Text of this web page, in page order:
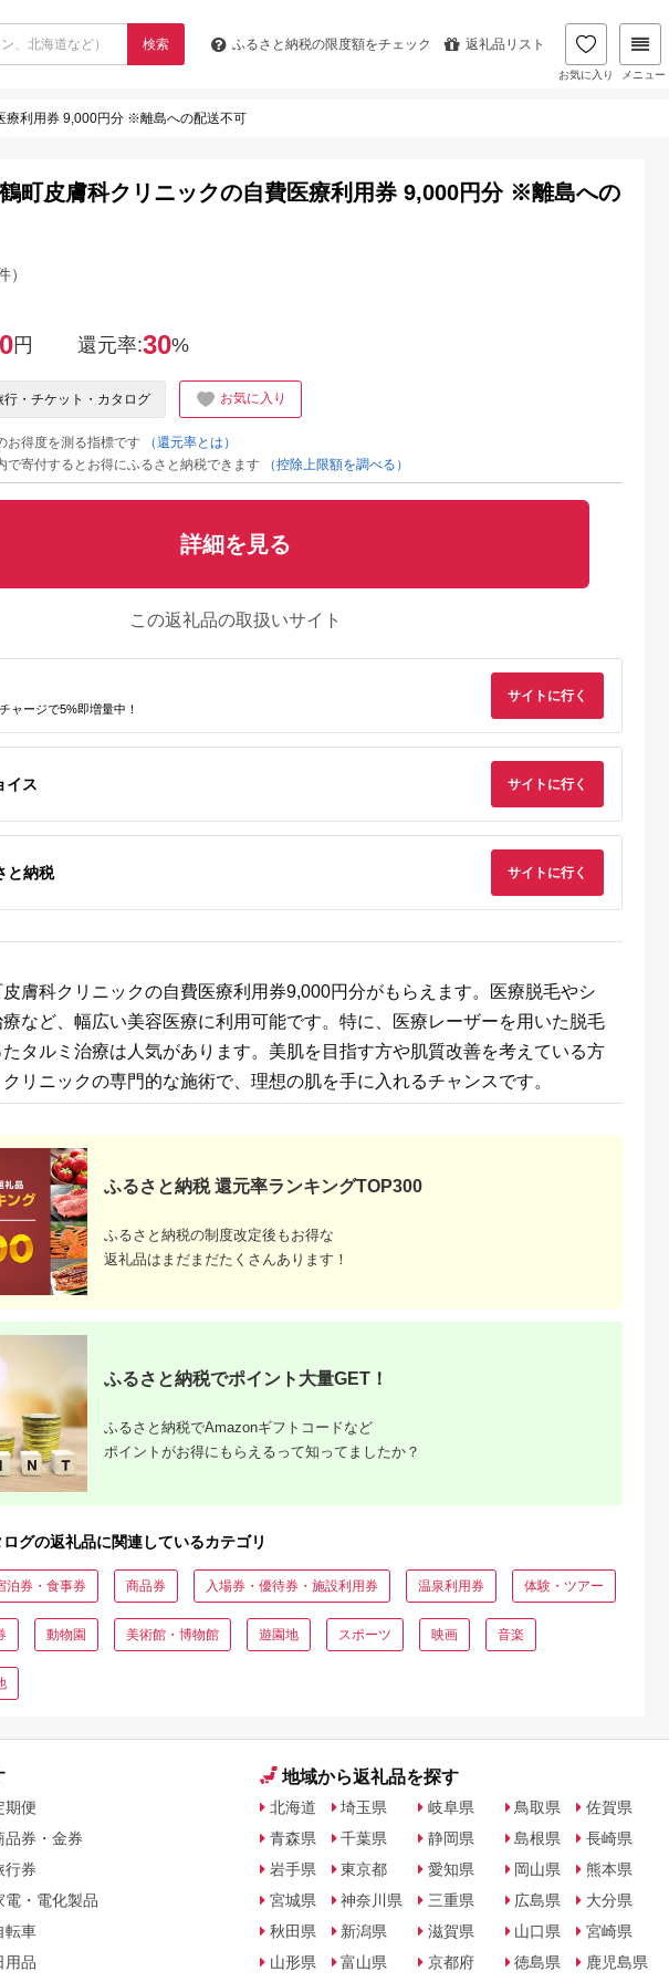
検索 ふるさと納税の限度額をチェック 返礼品リスト
お気に入り メニュー
療利用券 9,000円分 ※離島への配送不可
auPAYふるさと納
ト 関東 日帰り
ブ レジャー 観
ント お出かけ
つり スマホ に
ト付与 湘南 神
平塚市
額:50,000 円
備蓄用 緊急時 備え 米
食品 食糧 食料 長期保
存 レジャー キャンプ
登山 便利】
寄付金額: 12,000円
ディナービュッフェ 1
ドリンク付券_ ホテル
ビュッフェ 食事券 グ
ルメ 高級 人気 おすす
め【1641917】
寄付金額:65,000 円
出典：auPAYふるさと納
ス 癒し 兵庫県
寄付金額:19,000円
出典：auPAYふるさと
鹿児島県 屋久島町
寄付金額:
ふるさと納税、年収いくら
で30万円寄付できる？おす
町皮膚科クリニックの自費医療利用券 9,000円分 ※離島への
）
円 還元率:30%
行・チケット・カタログ お気に入り
得度を測る指標です
（還元率とは）
寄付するとお得にふるさと納税できます
（控除上限額を調べる）
詳細を見る
この返礼品の取扱いサイト
ャージで5%即増量中！
サイトに行く
イス サイトに行く
と納税 サイトに行く
膚科クリニックの自費医療利用券9,000円分がもらえます。医療脱毛やシ
療など、幅広い美容医療に利用可能です。特に、医療レーザーを用いた脱毛
タルミ治療は人気があります。美肌を目指す方や肌質改善を考えている方
リニックの専門的な施術で、理想の肌を手に入れるチャンスです。
ふるさと納税 還元率ランキングTOP300
ふるさと納税の制度改定後もお得な
返礼品はまだまだたくさんあります！
ふるさと納税でポイント大量GET！
ふるさと納税でAmazonギフトコードなど
ポイントがお得にもらえるって知ってましたか？
グの返礼品に関連しているカテゴリ
泊券・食事券 商品券 入場券・優待券・施設利用券 温泉利用券 体験・ツアー
動物園 美術館・博物館 遊園地 スポーツ 映画 音楽
期便
品券・金券
行券
電・電化製品
転車
用品
地域から返礼品を探す
北海道
青森県
岩手県
宮城県
秋田県
山形県
埼玉県
千葉県
東京都
神奈川県
新潟県
富山県
岐阜県
静岡県
愛知県
三重県
滋賀県
京都府
鳥取県
島根県
岡山県
広島県
山口県
徳島県
佐賀県
長崎県
熊本県
大分県
宮崎県
鹿児島県